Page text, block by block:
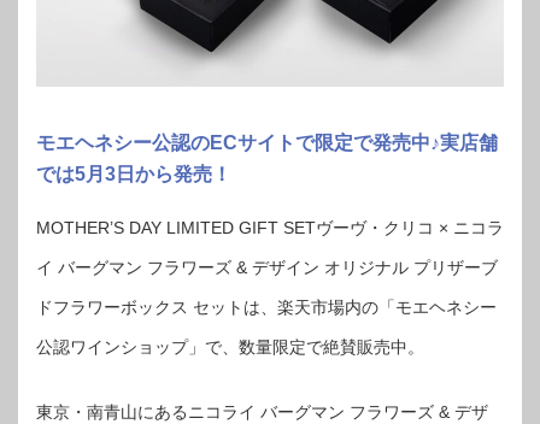
モエヘネシー公認のECサイトで限定で発売中♪実店舗
では5月3日から発売！
MOTHER’S DAY LIMITED GIFT SETヴーヴ・クリコ × ニコラ
イ バーグマン フラワーズ & デザイン オリジナル プリザーブ
ドフラワーボックス セットは、楽天市場内の「モエヘネシー
公認ワインショップ」で、数量限定で絶賛販売中。
東京・南青山にあるニコライ バーグマン フラワーズ & デザ